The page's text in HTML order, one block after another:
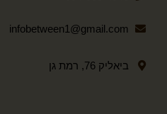
infobetween1@gmail.com
ביאליק 76, רמת גן